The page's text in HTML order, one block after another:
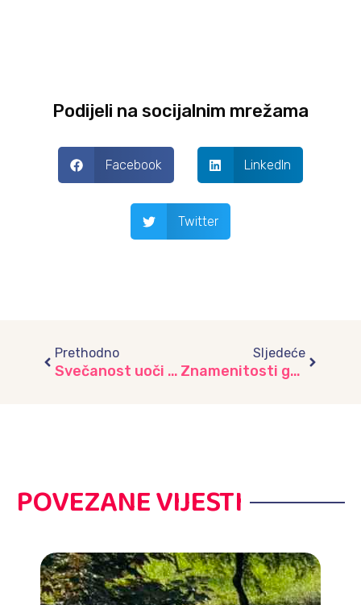
Podijeli na socijalnim mrežama
Facebook LinkedIn
Twitter
Prethodno
Svečanost uoči FIFA Svjetskog prvenstva: Ambasador Katara posjetio vrtić „Trešnjicu“
Sljedeće
Znamenitosti grada Sarajeva
POVEZANE VIJESTI